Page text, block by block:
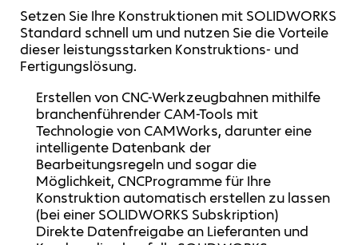
Setzen Sie Ihre Konstruktionen mit SOLIDWORKS
Standard schnell um und nutzen Sie die Vorteile
dieser leistungsstarken Konstruktions- und
Fertigungslösung.
Erstellen von CNC-Werkzeugbahnen mithilfe
branchenführender CAM-Tools mit
Technologie von CAMWorks, darunter eine
intelligente Datenbank der
Bearbeitungsregeln und sogar die
Möglichkeit, CNCProgramme für Ihre
Konstruktion automatisch erstellen zu lassen
(bei einer SOLIDWORKS Subskription)
Direkte Datenfreigabe an Lieferanten und